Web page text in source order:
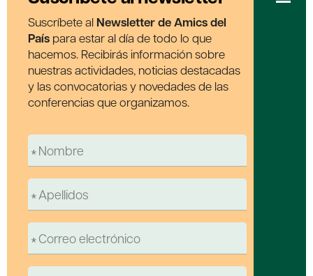
Suscríbete al Newsletter de Amics del
País para estar al día de todo lo que
hacemos. Recibirás información sobre
nuestras actividades, noticias destacadas
y las convocatorias y novedades de las
conferencias que organizamos.